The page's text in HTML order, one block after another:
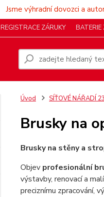
Jsme výhradní dovozci a
REGISTRACE ZÁRUKY
Úvod SÍŤOVÉ NÁŘADÍ
Brusky na
Brusky na stěny a
Objev profesionální
výstavby, renovací a
preciznímu zpracování,